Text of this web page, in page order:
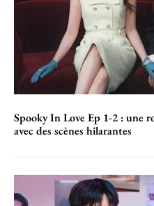
Spooky In Love Ep 1-2 : une
avec des scènes hilarantes